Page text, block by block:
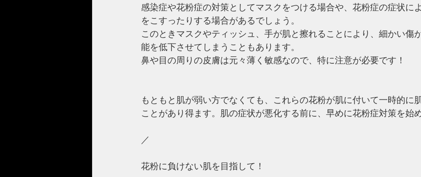
感染症や花粉症の対策としてマスクをつける場合や、花粉症の症状に
をこすったりする場合があるでしょう。
このときマスクやティッシュ、手が肌と擦れることにより、細かい傷
能を低下させてしまうこともあります。
鼻や目の周りの皮膚は元々薄く敏感なので、特に注意が必要です！
もともと肌が弱い方でなくても、これらの花粉が肌に付いて一時的に
ことがあり得ます。肌の症状が悪化する前に、早めに花粉症対策を始
／
花粉に負けない肌を目指して！